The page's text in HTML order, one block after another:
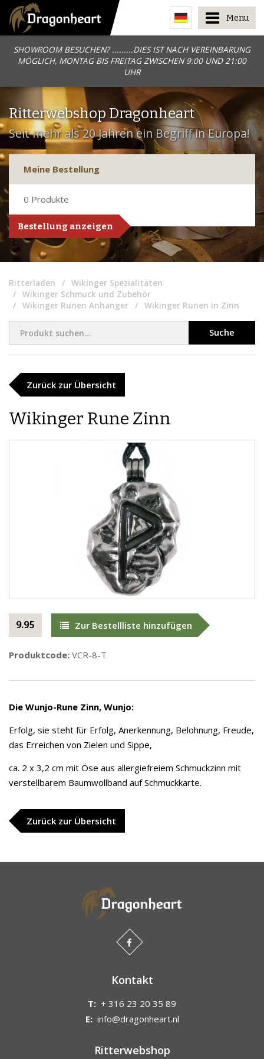
SHOWROOM BESUCHEN? .........DIES IST NACH VEREINBARUNG
MÖGLICH, MONTAG BIS FREITAG ZWISCHEN 9:00 UND 21:00
UHR
Menu
Ritterwebshop Dragonheart
Seit mehr als 20 Jahren ein Begriff in Europa!
Meine Bestellung
0 Produkte
Bestellung anzeigen
Ritterladen
Wikinger Spezialitäten
Wikinger Schmuck und Zubehör
Wikinger Runen Anhanger
Wikinger Runen in Zinn
Suche
Zurück zur Übersicht
Wikinger Rune Zinn
9.95 Zur Bestellliste hinzufügen
Produktcode: VCR-8-T
Die Wunjo-Rune Zinn, Wunjo:
Erfolg, sie steht für Erfolg, Anerkennung, Belohnung, Freude,
das Erreichen von Zielen und Sippe,
ca. 2 x 3,2 cm mit Öse aus allergiefreiem Schmuckzinn mit
verstellbarem Baumwollband auf Schmuckkarte.
Zurück zur Übersicht
Kontakt
T: + 316 23 20 35 89
E: info@dragonheart.nl
Ritterwebshop